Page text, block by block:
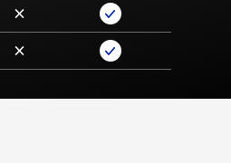
×
×